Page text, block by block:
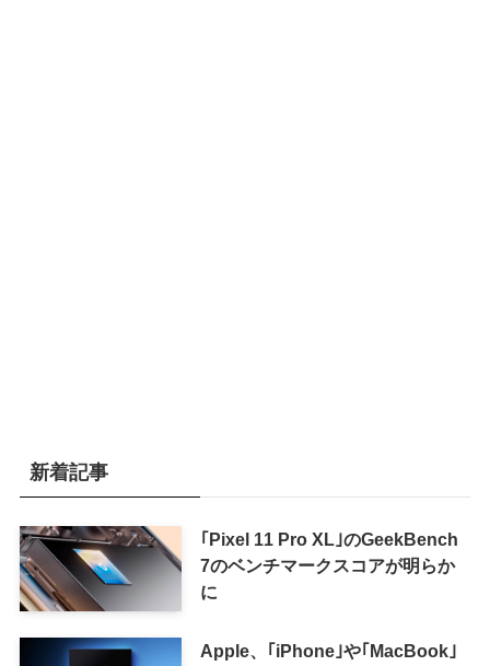
新着記事
｢Pixel 11 Pro XL｣のGeekBench
7のベンチマークスコアが明らか
に
Apple、｢iPhone｣や｢MacBook｣